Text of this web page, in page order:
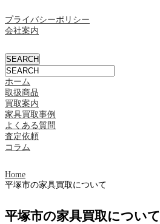
プライバシーポリシー
会社案内
ホーム
取扱商品
買取案内
家具買取事例
よくある質問
査定依頼
コラム
Home
平塚市の家具買取について
平塚市の家具買取について